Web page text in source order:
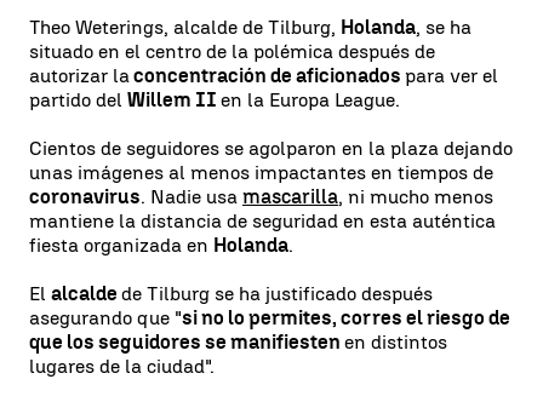
Theo Weterings, alcalde de Tilburg, Holanda, se ha
situado en el centro de la polémica después de
autorizar laconcentración de aficionados para ver el
partido del Willem II en la Europa League.
Cientos de seguidores se agolparon en la plaza dejando
unas imágenes al menos impactantes en tiempos de
coronavirus. Nadie usa mascarilla, ni mucho menos
mantiene la distancia de seguridad en esta auténtica
fiesta organizada en Holanda.
El alcalde de Tilburg se ha justificado después
asegurando que "si no lo permites, corres el riesgo de
que los seguidores se manifiesten en distintos
lugares de la ciudad".